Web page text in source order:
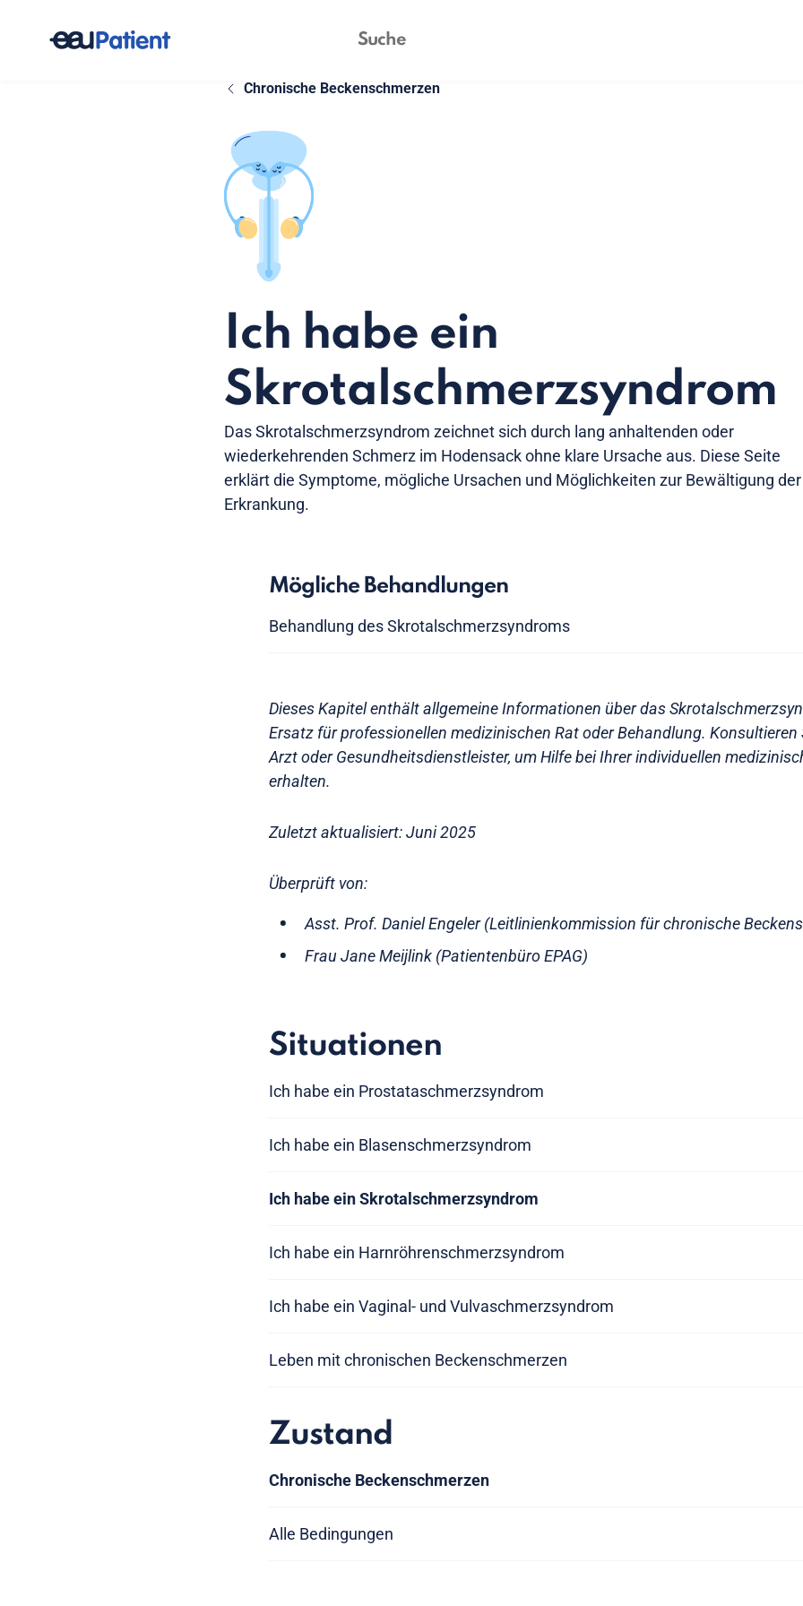
Chronische Beckenschmerzen
Ich habe ein
Skrotalschmerzsyndrom
Das Skrotalschmerzsyndrom zeichnet sich durch lang anhaltenden oder
wiederkehrenden Schmerz im Hodensack ohne klare Ursache aus. Diese Seite
erklärt die Symptome, mögliche Ursachen und Möglichkeiten zur Bewältigung der
Erkrankung.
Mögliche Behandlungen
Behandlung des Skrotalschmerzsyndroms
Dieses Kapitel enthält allgemeine Informationen über das
Ersatz für professionellen medizinischen Rat oder Behandlung. Konsultieren
Arzt oder Gesundheitsdienstleister, um Hilfe bei Ihrer individuellen
erhalten.
Zuletzt aktualisiert: Juni 2025
Überprüft von:
Asst. Prof. Daniel Engeler (Leitlinienkommission für chronische
Frau Jane Meijlink (Patientenbüro EPAG)
Situationen
Ich habe ein Prostataschmerzsyndrom
Ich habe ein Blasenschmerzsyndrom
Ich habe ein Skrotalschmerzsyndrom
Ich habe ein Harnröhrenschmerzsyndrom
Ich habe ein Vaginal- und Vulvaschmerzsyndrom
Leben mit chronischen Beckenschmerzen
Zustand
Chronische Beckenschmerzen
Alle Bedingungen